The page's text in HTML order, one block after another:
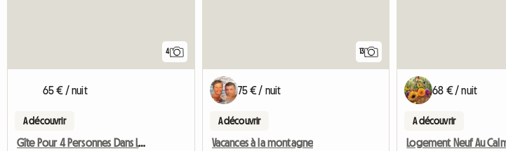
4
65 € / nuit
A découvrir
Gîte Pour 4 Personnes Dans Les Hautes-Alpes
13
75 € / nuit
A découvrir
Vacances à la montagne
68 € / nuit
A découvrir